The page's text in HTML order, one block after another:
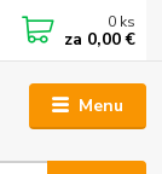
Menu
0 ks
za 0,00 €